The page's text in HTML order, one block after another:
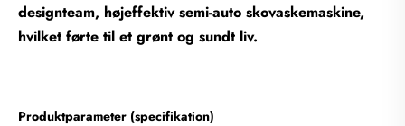
designteam, højeffektiv semi-auto skovaskemaskine,
hvilket førte til et grønt og sundt liv.
Produktparameter (specifikation)